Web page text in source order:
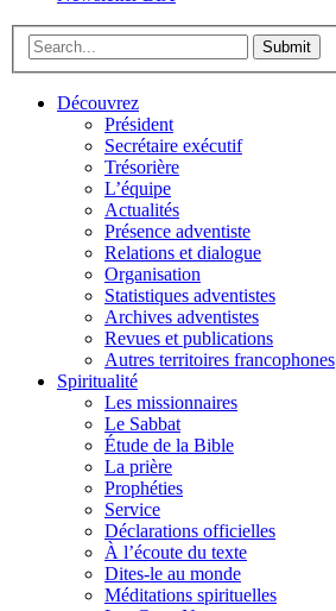
Submit
Découvrez
Président
Secrétaire exécutif
Trésorière
L’équipe
Actualités
Présence adventiste
Relations et dialogue
Organisation
Statistiques adventistes
Archives adventistes
Revues et publications
Autres territoires francophones
Spiritualité
Les missionnaires
Le Sabbat
Étude de la Bible
La prière
Prophéties
Service
Déclarations officielles
À l’écoute du texte
Dites-le au monde
Méditations spirituelles